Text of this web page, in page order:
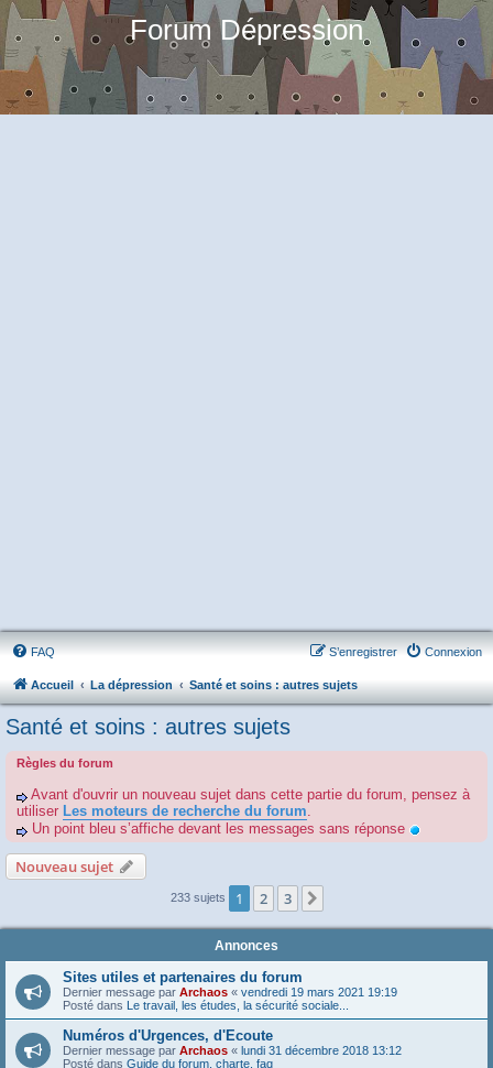
Forum Dépression
FAQ Connexion
S’enregistrer
Accueil La dépression Santé et soins : autres sujets
Santé et soins : autres sujets
Règles du forum
Avant d'ouvrir un nouveau sujet dans cette partie du forum, pensez à
utiliser Les moteurs de recherche du forum.
Un point bleu s’affiche devant les messages sans réponse
Nouveau sujet
233 sujets 1 2 3
Annonces
Sites utiles et partenaires du forum
Dernier message par Archaos « vendredi 19 mars 2021 19:19
Posté dans Le travail, les études, la sécurité sociale...
Numéros d'Urgences, d'Ecoute
Dernier message par Archaos « lundi 31 décembre 2018 13:12
Posté dans Guide du forum, charte, faq